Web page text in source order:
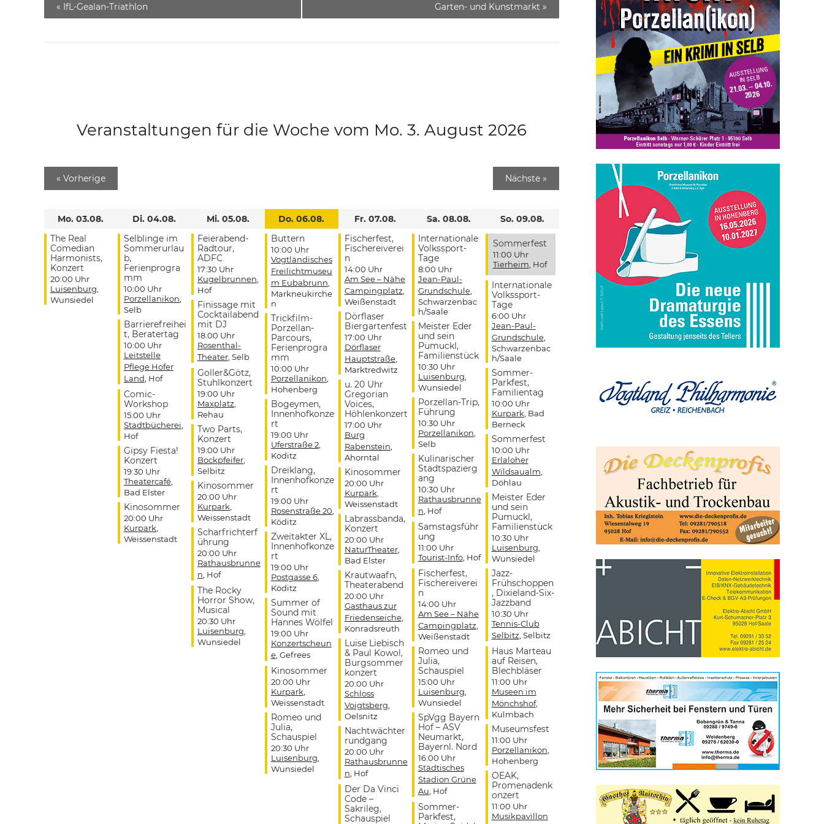
« IfL-Gealan-Triathlon Garten- und Kunstmarkt »
Veranstaltungen für die Woche vom Mo. 3. August 2026
« Vorherige Nächste »
Mo. 03.08.
The Real
Comedian
Harmonists,
Konzert
20:00 Uhr
Luisenburg
Wunsiedel
Di. 04.08.
Selblinge im
Sommerurlau
b,
Ferienprogra
mm
10:00 Uhr
Porzellanikon
Selb
Barrierefreihei
t, Beratertag
10:00 Uhr
Leitstelle
Pflege Hofer
Land , Hof
Comic-
Workshop
15:00 Uhr
Stadtbücherei
Hof
Gipsy Fiesta!
Konzert
19:30 Uhr
Theatercafé,
Bad Elster
Kinosommer
20:00 Uhr
Kurpark
Weissenstadt
Mi. 05.08.
Feierabend-
Radtour,
ADFC
17:30 Uhr
Kugelbrunnen
Hof
Finissage mit
Cocktailabend
mit DJ
18:00 Uhr
Rosenthal-
Theater, Selb
Goller&Götz,
Stuhlkonzert
19:00 Uhr
Maxplatz
Rehau
Two Parts,
Konzert
19:00 Uhr
Bockpfeifer,
Selbitz
Kinosommer
20:00 Uhr
Kurpark
Weissenstadt
Scharfrichterf
ührung
20:00 Uhr
Rathausbrunne
n , Hof
The Rocky
Horror Show,
Musical
20:30 Uhr
Luisenburg
Wunsiedel
Do. 06.08.
Buttern
10:00 Uhr
Vogtländisches
Freilichtmuseu
m Eubabrunn
Markneukirche
n
Trickfilm-
Porzellan-
Parcours,
Ferienprogra
mm
10:00 Uhr
Porzellanikon
Hohenberg
Bogeymen,
Innenhofkonze
rt
19:00 Uhr
Uferstraße 2,
Köditz
Dreiklang,
Innenhofkonze
rt
19:00 Uhr
Rosenstraße 20
Köditz
Zweitakter XL,
Innenhofkonze
rt
19:00 Uhr
Postgasse 6,
Köditz
Summer of
Sound mit
Hannes Wölfel
19:00 Uhr
Konzertscheun
e, Gefrees
Kinosommer
20:00 Uhr
Kurpark
Weissenstadt
Romeo und
Julia,
Schauspiel
20:30 Uhr
Luisenburg
Wunsiedel
Fr. 07.08.
Fischerfest,
Fischereiverei
n
14:00 Uhr
Am See – Nähe
Campingplatz
Weißenstadt
Dörflaser
Biergartenfest
17:00 Uhr
Dörflaser
Hauptstraße,
Marktredwitz
u. 20 Uhr
Gregorian
Voices,
Höhlenkonzert
17:00 Uhr
Burg
Rabenstein
Ahorntal
Kinosommer
20:00 Uhr
Kurpark
Weissenstadt
Labrassbanda,
Konzert
20:00 Uhr
NaturTheater,
Bad Elster
Krautwaafn,
Theaterabend
20:00 Uhr
Gasthaus zur
Friedenseiche,
Konradsreuth
Luise Liebisch
& Paul Kowol,
Burgsommer
konzert
20:00 Uhr
Schloss
Voigtsberg
Oelsnitz
Nachtwächter
rundgang
20:00 Uhr
Rathausbrunne
n , Hof
Der Da Vinci
Code –
Sakrileg,
Schauspiel
Sa. 08.08.
Internationale
Volkssport-
Tage
8:00 Uhr
Jean-Paul-
Grundschule,
Schwarzenbac
h/Saale
Meister Eder
und sein
Pumuckl,
Familienstück
10:30 Uhr
Luisenburg
Wunsiedel
Porzellan-Trip,
Führung
10:30 Uhr
Porzellanikon
Selb
Kulinarischer
Stadtspazierg
ang
10:30 Uhr
Rathausbrunne
n , Hof
Samstagsführ
ung
11:00 Uhr
Tourist-Info, Hof
Fischerfest,
Fischereiverei
n
14:00 Uhr
Am See – Nähe
Campingplatz
Weißenstadt
Romeo und
Julia,
Schauspiel
15:00 Uhr
Luisenburg
Wunsiedel
SpVgg Bayern
Hof – ASV
Neumarkt,
Bayernl. Nord
16:00 Uhr
Städtisches
Stadion Grüne
Au , Hof
Sommer-
Parkfest,
So. 09.08.
Sommerfest
11:00 Uhr
Tierheim , Hof
Internationale
Volkssport-
Tage
6:00 Uhr
Jean-Paul-
Grundschule,
Schwarzenbac
h/Saale
Sommer-
Parkfest,
Familientag
10:00 Uhr
Kurpark , Bad
Berneck
Sommerfest
10:00 Uhr
Erlaloher
Wildsaualm
Döhlau
Meister Eder
und sein
Pumuckl,
Familienstück
10:30 Uhr
Luisenburg
Wunsiedel
Jazz-
Frühschoppen
, Dixieland-Six-
Jazzband
10:30 Uhr
Tennis-Club
Selbitz , Selbitz
Haus Marteau
auf Reisen,
Blechbläser
11:00 Uhr
Museen im
Mönchshof,
Kulmbach
Museumsfest
11:00 Uhr
Porzellanikon
Hohenberg
OEAK,
Promenadenk
onzert
11:00 Uhr
Musikpavillon